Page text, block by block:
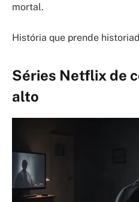
mortal.
História que prende
Séries Netflix de
alto